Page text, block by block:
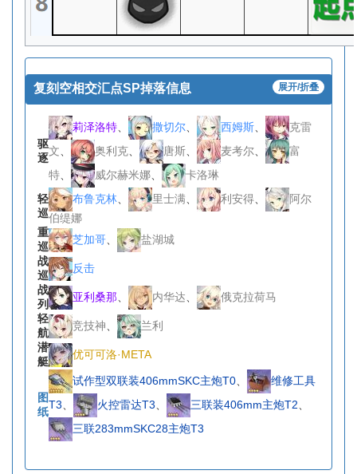
复刻空相交汇点SP掉落信息 展开/折叠
驱
逐
莉泽洛特 撒切尔 西姆斯
克雷
文
奥利克 唐斯 麦考尔
富
特
威尔赫米娜
卡洛琳
轻
巡
布鲁克林 里士满 利安得
阿尔
伯缇娜
重
巡
芝加哥
盐湖城
战
巡
反击
战
列
亚利桑那 内华达
俄克拉荷马
轻
航
竞技神
兰利
潜
艇
优可可洛·META
图
纸
试作型双联装406mmSKC主炮T0
维修工具
T3
火控雷达T3 三联装406mm主炮T2
三联283mmSKC28主炮T3